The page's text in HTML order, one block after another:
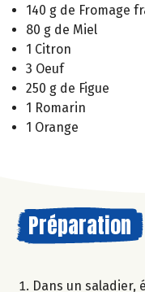
140 g de Fromage
80 g de Miel
1 Citron
3 Oeuf
250 g de Figue
1 Romarin
1 Orange
Préparation
Dans un saladier,